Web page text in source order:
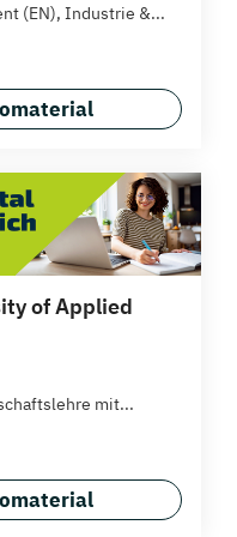
(EN), Industrie &...
of Applied
mit...